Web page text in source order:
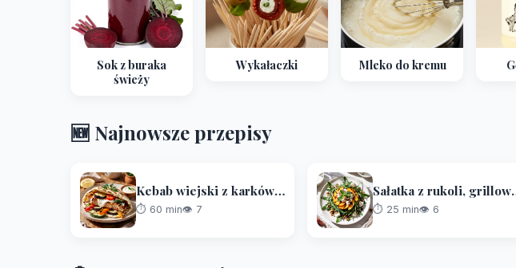
Sok z buraka
świeży
Wykałaczki Mleko do kremu
🆕 Najnowsze przepisy
Kebab wiejski z karkówki, grillowanych warzyw i sosu czosnkowo-majonezowego
⏱️ 60 min👁 7
Sałatka z rukoli,
⏱️ 25 min👁 6